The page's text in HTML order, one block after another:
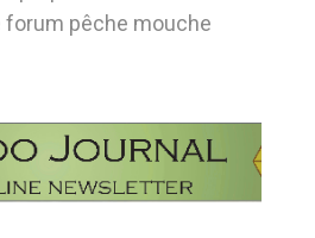
forum pêche mouche